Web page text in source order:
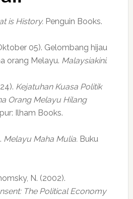
is History.Penguin Books.
05). Gelombang hijau
orang Melayu. Malaysiakini.
Kejatuhan Kuasa Politik
Orang Melayu Hilang
Ilham Books.
Melayu Maha Mulia.Buku
N. (2002).
The Political Economy